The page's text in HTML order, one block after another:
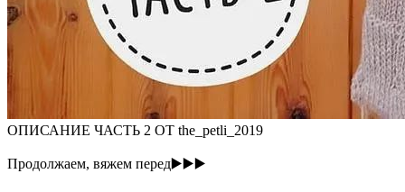
ОПИСАНИЕ ЧАСТЬ 2 ОТ the_petli_2019
Продолжаем, вяжем перед▶️▶️▶️